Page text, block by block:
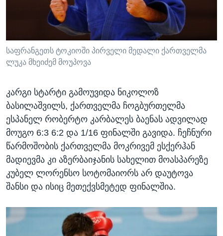
საფრანგეთს ტოკიოში პირველი მედალი ქართველმა
ლუკა მხეიძემ მოუპოვა
კარგი სტარტი გამოუვიდა ნიკოლოზ
ბასილაშვილს, ქართველმა ჩოგბურთელმა
ესპანელ რობერტო კარბალეს ბაენას ადვილად
მოუგო 6:3 6:2 და 1/16 ფინალში გავიდა. ჩეჩნური
წარმოშობის ქართველმა მოკრივემ ესქერჰან
მადიევმა კი აზერბაიჯანის სახელით მოასპარეზე
კუბელ ლორენსო სოტომაიორს არ დაუტოვა
შანსი და ისიც მეთექვსმეტედ ფინალშია.